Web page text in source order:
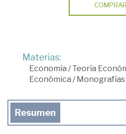
COMPRAR
Materias:
Economía /Teoría
Económica /Monografías
Resumen